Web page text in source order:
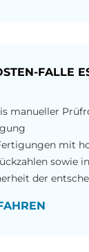
FALLE
manueller
mit
sowie
der